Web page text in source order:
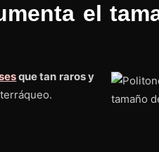
el
que tan raros y